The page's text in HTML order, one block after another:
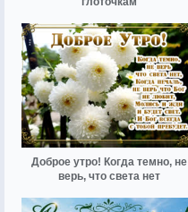
Доброе утро! Когда темно, не
верь, что света нет